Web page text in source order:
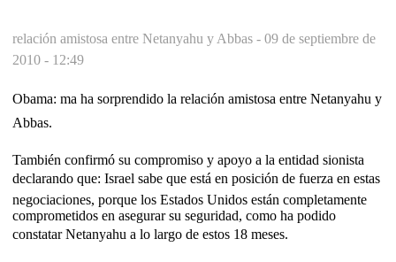
relación amistosa entre Netanyahu y Abbas - 09 de septiembre de
2010 - 12:49
Obama: ma ha sorprendido la relación amistosa entre Netanyahu y
Abbas.
También confirmó su compromiso y apoyo a la entidad sionista
declarando que: Israel sabe que está en posición de fuerza en estas
negociaciones, porque los Estados Unidos están completamente
comprometidos en asegurar su seguridad, como ha podido
constatar Netanyahu a lo largo de estos 18 meses.